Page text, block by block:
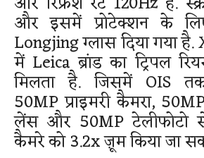
और इसमें प्रोटेक्शन के
Longjing ग्लास दिया गया
में Leica ब्रांड का ट्रिपल
मिलता है. जिसमें OIS
50MP प्राइमरी कैमरा,
लेंस और 50MP टेलीफोटो
कैमरे को 3.2x ज़ूम किया जा